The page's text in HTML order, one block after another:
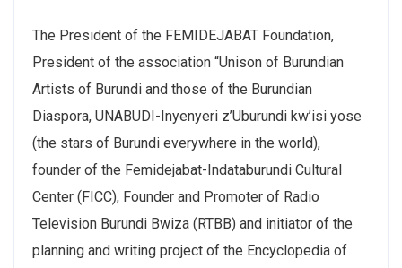
The President of the FEMIDEJABAT Foundation,
President of the association “Unison of Burundian
Artists of Burundi and those of the Burundian
Diaspora, UNABUDI-Inyenyeri z’Uburundi kw’isi yose
(the stars of Burundi everywhere in the world),
founder of the Femidejabat-Indataburundi Cultural
Center (FICC), Founder and Promoter of Radio
Television Burundi Bwiza (RTBB) and initiator of the
planning and writing project of the Encyclopedia of